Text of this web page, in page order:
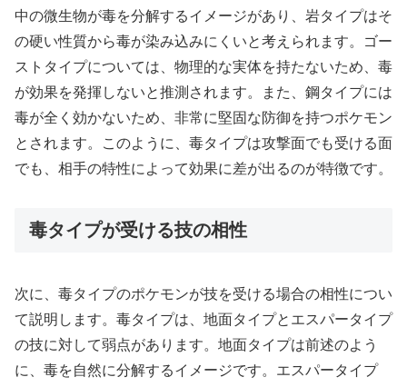
中の微生物が毒を分解するイメージがあり、岩タイプはそ
の硬い性質から毒が染み込みにくいと考えられます。ゴー
ストタイプについては、物理的な実体を持たないため、毒
が効果を発揮しないと推測されます。また、鋼タイプには
毒が全く効かないため、非常に堅固な防御を持つポケモン
とされます。このように、毒タイプは攻撃面でも受ける面
でも、相手の特性によって効果に差が出るのが特徴です。
毒タイプが受ける技の相性
次に、毒タイプのポケモンが技を受ける場合の相性につい
て説明します。毒タイプは、地面タイプとエスパータイプ
の技に対して弱点があります。地面タイプは前述のよう
に、毒を自然に分解するイメージです。エスパータイプ